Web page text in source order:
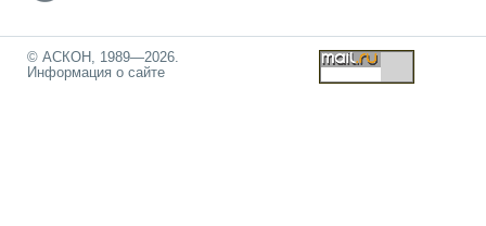
© АСКОН, 1989—2026.
Информация о сайте